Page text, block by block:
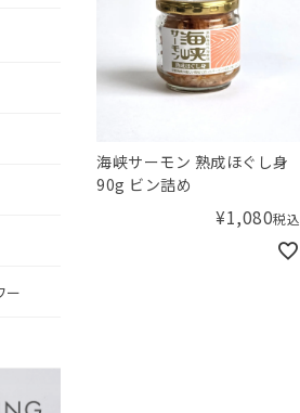
ー
海峡サーモン 熟成ほぐし身
90g ビン詰め
¥1,080税込